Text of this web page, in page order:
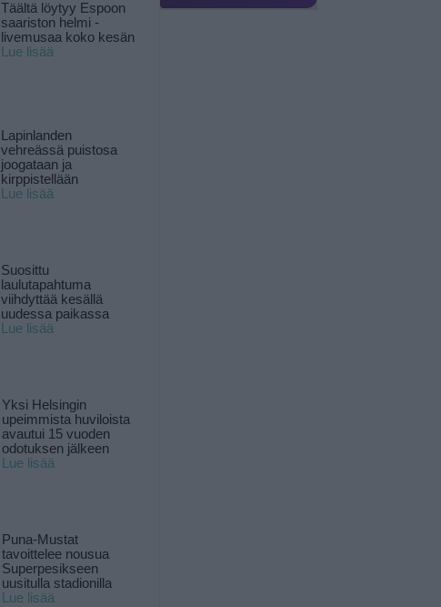
Täältä löytyy Espoon
saariston helmi -
livemusaa koko kesän
Lue lisää
Lapinlanden
vehreässä puistosa
joogataan ja
kirppistellään
Lue lisää
Suosittu
laulutapahtuma
viihdyttää kesällä
uudessa paikassa
Lue lisää
Yksi Helsingin
upeimmista huviloista
avautui 15 vuoden
odotuksen jälkeen
Lue lisää
Puna-Mustat
tavoittelee nousua
Superpesikseen
uusitulla stadionilla
Lue lisää